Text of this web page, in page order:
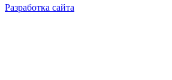
Разработка сайта